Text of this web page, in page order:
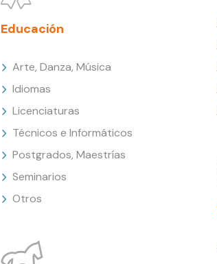
Educación
Arte, Danza, Música
Idiomas
Licenciaturas
Técnicos e Informáticos
Postgrados, Maestrías
Seminarios
Otros